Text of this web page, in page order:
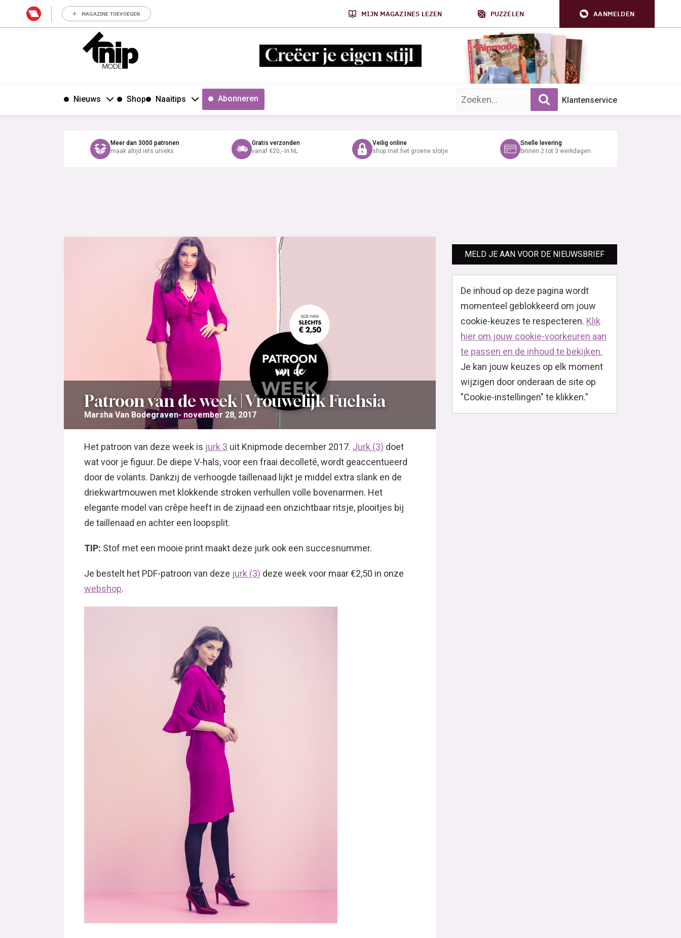
MAGAZINE TOEVOEGEN MIJN MAGAZINES LEZEN PUZZELEN AANMELDEN
Nieuws Shop Naaitips Abonneren Zoek op trefwoord: Klantenservice
Meer dan 3000 patronen
maak altijd iets unieks
Gratis verzonden
vanaf €20,- in NL
Veilig online
shop met het groene slotje
Snelle levering
binnen 2 tot 3 werkdagen
Patroon van de week | Vrouwelijk Fuchsia
Marsha Van Bodegraven november 28, 2017
Het patroon van deze week is jurk 3 uit Knipmode december 2017. Jurk (3) doet
wat voor je figuur. De diepe V-hals, voor een fraai decolleté, wordt geaccentueerd
door de volants. Dankzij de verhoogde taillenaad lijkt je middel extra slank en de
driekwartmouwen met klokkende stroken verhullen volle bovenarmen. Het
elegante model van crêpe heeft in de zijnaad een onzichtbaar ritsje, plooitjes bij
de taillenaad en achter een loopsplit.
TIP: Stof met een mooie print maakt deze jurk ook een succesnummer.
Je bestelt het PDF-patroon van deze jurk (3) deze week voor maar €2,50 in onze
webshop.
MELD JE AAN VOOR DE NIEUWSBRIEF
De inhoud op deze pagina wordt
momenteel geblokkeerd om jouw
cookie-keuzes te respecteren. Klik
hier om jouw cookie-voorkeuren aan
te passen en de inhoud te bekijken.
Je kan jouw keuzes op elk moment
wijzigen door onderaan de site op
"Cookie-instellingen" te klikken."